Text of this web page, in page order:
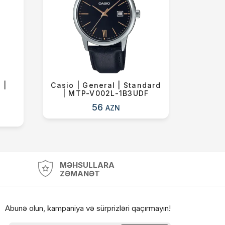
Casio | General | Standard
| MTP-V002L-1B3UDF
56 AZN
MƏHSULLARA
ZƏMANƏT
Abunə olun, kampaniya və sürprizləri qaçırmayın!